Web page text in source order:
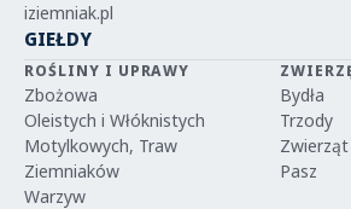
iziemniak.pl
GIEŁDY
ROŚLINY I UPRAWY
Zbożowa
Oleistych i Włóknistych
Motylkowych, Traw
Ziemniaków
Warzyw
Bydła
Trzody
Zwierząt
Pasz